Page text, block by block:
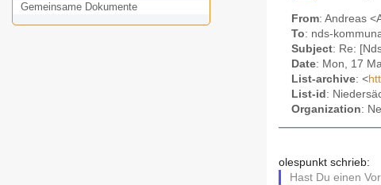
Gemeinsame Dokumente
From: Andreas
To: nds-
Subject: Re:
Date: Mon, 17
List-archive: <
List-id :
Organization:
olespunkt schrieb:
Hast Du einen